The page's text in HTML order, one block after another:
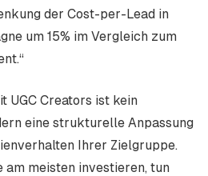
der Cost-per-Lead in
um 15% im Vergleich zum
UGC Creators ist kein
eine strukturelle Anpassung
Ihrer Zielgruppe.
am meisten investieren, tun